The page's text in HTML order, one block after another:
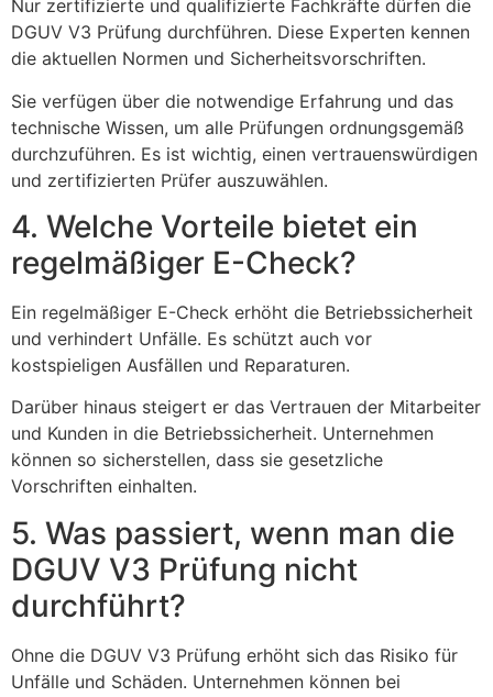
Nur zertifizierte und qualifizierte Fachkräfte dürfen die
DGUV V3 Prüfung durchführen. Diese Experten kennen
die aktuellen Normen und Sicherheitsvorschriften.
Sie verfügen über die notwendige Erfahrung und das
technische Wissen, um alle Prüfungen ordnungsgemäß
durchzuführen. Es ist wichtig, einen vertrauenswürdigen
und zertifizierten Prüfer auszuwählen.
4. Welche Vorteile bietet ein
regelmäßiger E-Check?
Ein regelmäßiger E-Check erhöht die Betriebssicherheit
und verhindert Unfälle. Es schützt auch vor
kostspieligen Ausfällen und Reparaturen.
Darüber hinaus steigert er das Vertrauen der Mitarbeiter
und Kunden in die Betriebssicherheit. Unternehmen
können so sicherstellen, dass sie gesetzliche
Vorschriften einhalten.
5. Was passiert, wenn man die
DGUV V3 Prüfung nicht
durchführt?
Ohne die DGUV V3 Prüfung erhöht sich das Risiko für
Unfälle und Schäden. Unternehmen können bei